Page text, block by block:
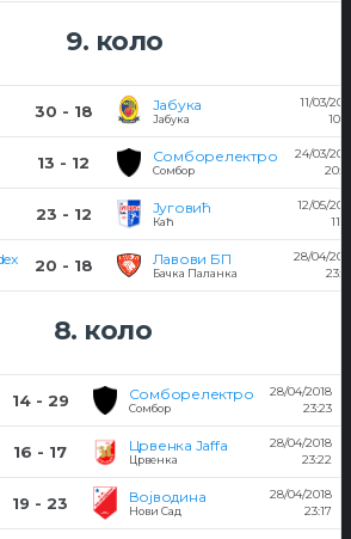
9. коло
30 - 18 Јабука
Јабука
11/03/
13 - 12 Сомборелектро
Сомбор
24/03/
23 - 12 Југовић
Каћ
12/05/
20 - 18 Лавови БП
Бачка Паланка
28/04/
8. коло
14 - 29 Сомборелектро
Сомбор
28/04/2018
23:23
16 - 17 Црвенка Jaffa
Црвенка
28/04/2018
23:22
19 - 23 Војводина
Нови Сад
28/04/2018
23:17